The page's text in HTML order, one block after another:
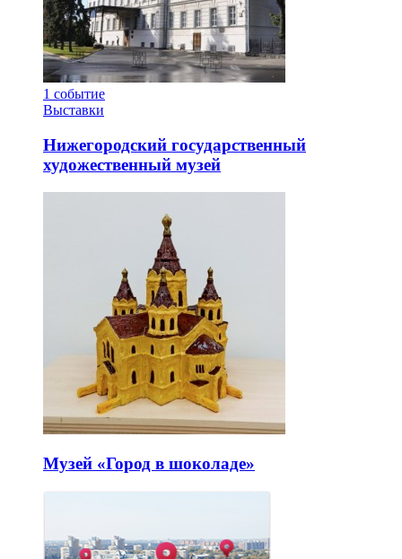
1 событие
Выставки
Нижегородский государственный
художественный музей
Музей «Город в шоколаде»